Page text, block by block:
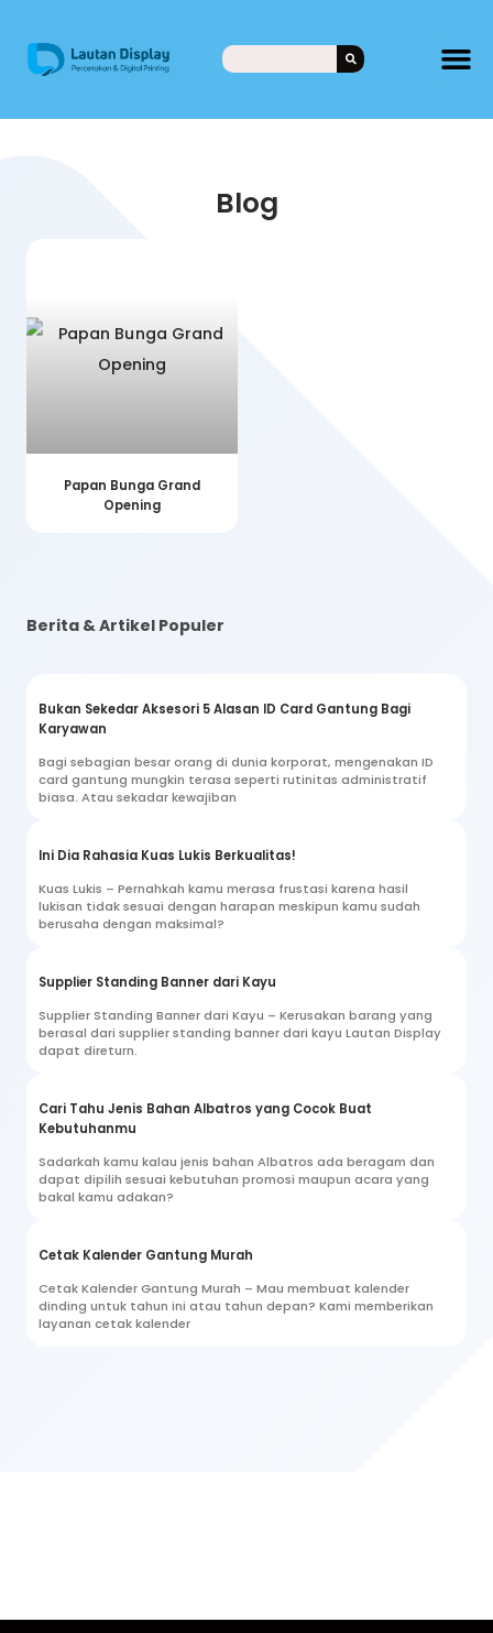
Blog
Papan Bunga Grand
Opening
Berita & Artikel Populer
Bukan Sekedar Aksesori 5 Alasan ID Card Gantung Bagi
Karyawan
Bagi sebagian besar orang di dunia korporat, mengenakan ID
card gantung mungkin terasa seperti rutinitas administratif
biasa. Atau sekadar kewajiban
Ini Dia Rahasia Kuas Lukis Berkualitas!
Kuas Lukis – Pernahkah kamu merasa frustasi karena hasil
lukisan tidak sesuai dengan harapan meskipun kamu sudah
berusaha dengan maksimal?
Supplier Standing Banner dari Kayu
Supplier Standing Banner dari Kayu – Kerusakan barang yang
berasal dari supplier standing banner dari kayu Lautan Display
dapat direturn.
Cari Tahu Jenis Bahan Albatros yang Cocok Buat
Kebutuhanmu
Sadarkah kamu kalau jenis bahan Albatros ada beragam dan
dapat dipilih sesuai kebutuhan promosi maupun acara yang
bakal kamu adakan?
Cetak Kalender Gantung Murah
Cetak Kalender Gantung Murah – Mau membuat kalender
dinding untuk tahun ini atau tahun depan? Kami memberikan
layanan cetak kalender